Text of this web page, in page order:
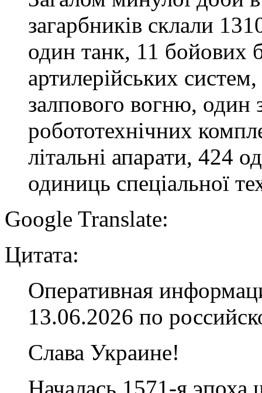
загарбників склали
один танк, 11 бойових
артилерійських
залпового вогню,
робототехнічних
літальні апарати, 424
одиниць спеціальної
Google Translate:
Цитата:
Оперативная
13.06.2026 по
Слава Украине!